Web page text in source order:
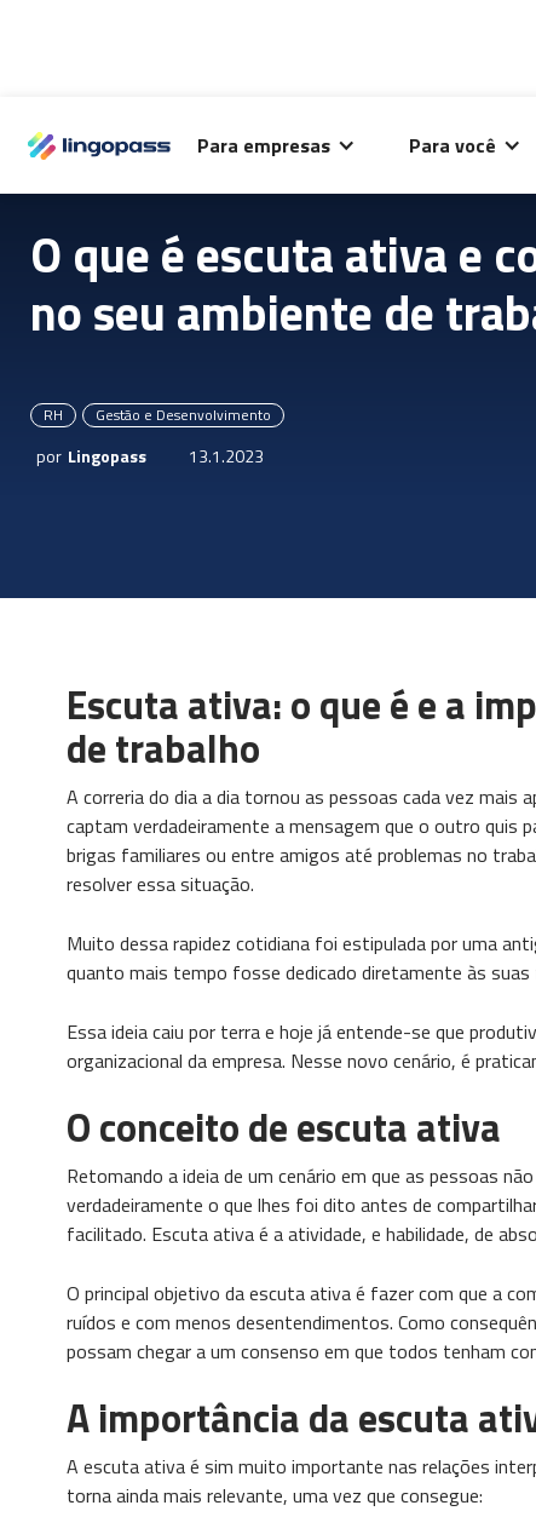
Para empresas Para você
deste site e melhorar sua experiência de navegação.
O que é escuta ativa e
no seu ambiente de
RH Gestão e Desenvolvimento
por Lingopass 13.1.2023
Escuta ativa: o que é e a
de trabalho
A correria do dia a dia tornou as pessoas cada vez mais
captam verdadeiramente a mensagem que o outro quis
brigas familiares ou entre amigos até problemas no
resolver essa situação.
Muito dessa rapidez cotidiana foi estipulada por uma
quanto mais tempo fosse dedicado diretamente às
Essa ideia caiu por terra e hoje já entende-se que
organizacional da empresa. Nesse novo cenário, é
O conceito de escuta ativa
Retomando a ideia de um cenário em que as pessoas
verdadeiramente o que lhes foi dito antes de
facilitado. Escuta ativa é a atividade, e habilidade, de
O principal objetivo da escuta ativa é fazer com que a
ruídos e com menos desentendimentos. Como
possam chegar a um consenso em que todos tenham
A importância da escuta
A escuta ativa é sim muito importante nas relações
torna ainda mais relevante, uma vez que consegue: